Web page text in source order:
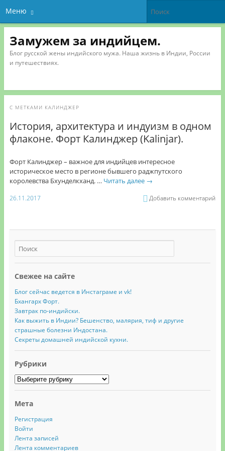
Меню
Замужем за индийцем.
Блог русской жены индийского мужа. Наша жизнь в Индии, России
и путешествиях.
С МЕТКАМИ КАЛИНДЖЕР
История, архитектура и индуизм в одном
флаконе. Форт Калинджер (Kalinjar).
Форт Калинджер – важное для индийцев интересное
историческое место в регионе бывшего раджпутского
королевства Бхунделкханд. … Читать далее →
26.11.2017 Добавить комментарий
Свежее на сайте
Блог сейчас ведется в Инстаграме и vk!
Бхангарх Форт.
Завтрак по-индийски.
Как выжить в Индии? Бешенство, малярия, тиф и другие
страшные болезни Индостана.
Секреты домашней индийской кухни.
Рубрики
Рубрики
Мета
Регистрация
Войти
Лента записей
Лента комментариев